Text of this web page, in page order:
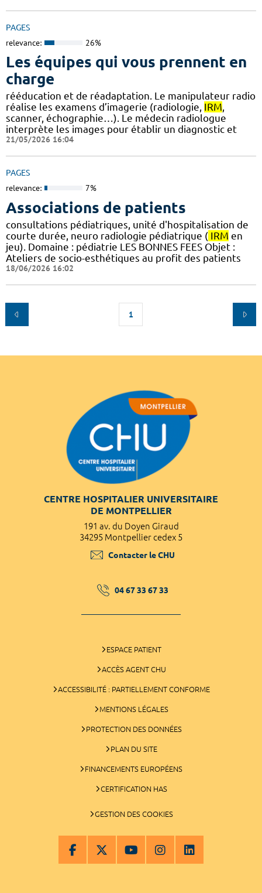
PAGES
relevance: 26%
Les équipes qui vous prennent en
charge
rééducation et de réadaptation. Le manipulateur radio
réalise les examens d’imagerie (radiologie, IRM,
scanner, échographie…). Le médecin radiologue
interprète les images pour établir un diagnostic et
21/05/2026 16:04
PAGES
relevance: 7%
Associations de patients
consultations pédiatriques, unité d'hospitalisation de
courte durée, neuro radiologie pédiatrique ( IRM en
jeu). Domaine : pédiatrie LES BONNES FEES Objet :
Ateliers de socio-esthétiques au profit des patients
18/06/2026 16:02
1
CENTRE HOSPITALIER UNIVERSITAIRE
DE MONTPELLIER
191 av. du Doyen Giraud
34295 Montpellier cedex 5
Contacter le CHU
04 67 33 67 33
ESPACE PATIENT
ACCÈS AGENT CHU
ACCESSIBILITÉ : PARTIELLEMENT CONFORME
MENTIONS LÉGALES
PROTECTION DES DONNÉES
PLAN DU SITE
FINANCEMENTS EUROPÉENS
CERTIFICATION HAS
GESTION DES COOKIES